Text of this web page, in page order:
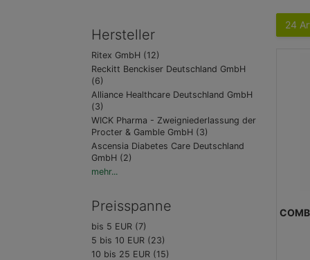
Hersteller
Ritex GmbH (12)
Reckitt Benckiser Deutschland GmbH
(6)
Alliance Healthcare Deutschland GmbH
(3)
WICK Pharma - Zweigniederlassung der
Procter & Gamble GmbH (3)
Ascensia Diabetes Care Deutschland
GmbH (2)
mehr...
Preisspanne
bis 5 EUR (7)
5 bis 10 EUR (23)
10 bis 25 EUR (15)
24